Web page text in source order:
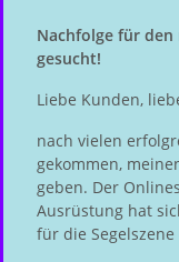
Nachfolge für
gesucht!
Liebe Kunden,
nach vielen
gekommen,
geben. Der
Ausrüstung hat
für die